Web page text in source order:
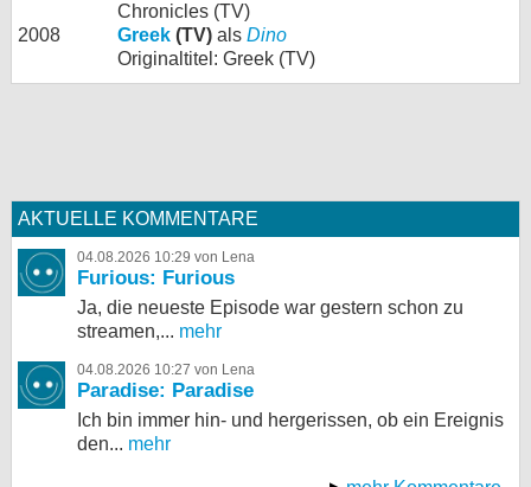
Chronicles (TV)
2008
Greek (TV) als Dino
Originaltitel: Greek (TV)
AKTUELLE KOMMENTARE
04.08.2026 10:29 von Lena
Furious: Furious
Ja, die neueste Episode war gestern schon zu
streamen,... mehr
04.08.2026 10:27 von Lena
Paradise: Paradise
Ich bin immer hin- und hergerissen, ob ein Ereignis
den... mehr